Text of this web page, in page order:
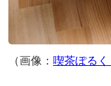
（画像： 喫茶ぽる